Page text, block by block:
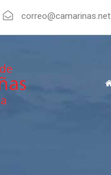
correo@camarinas.net